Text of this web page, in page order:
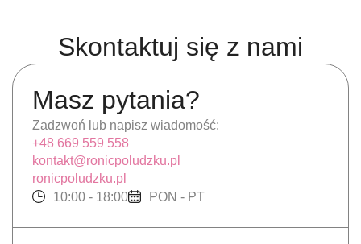
Skontaktuj się z nami
Masz pytania?
Zadzwoń lub napisz wiadomość:
+48 669 559 558
kontakt@ronicpoludzku.pl
ronicpoludzku.pl
10:00 - 18:00
PON - PT